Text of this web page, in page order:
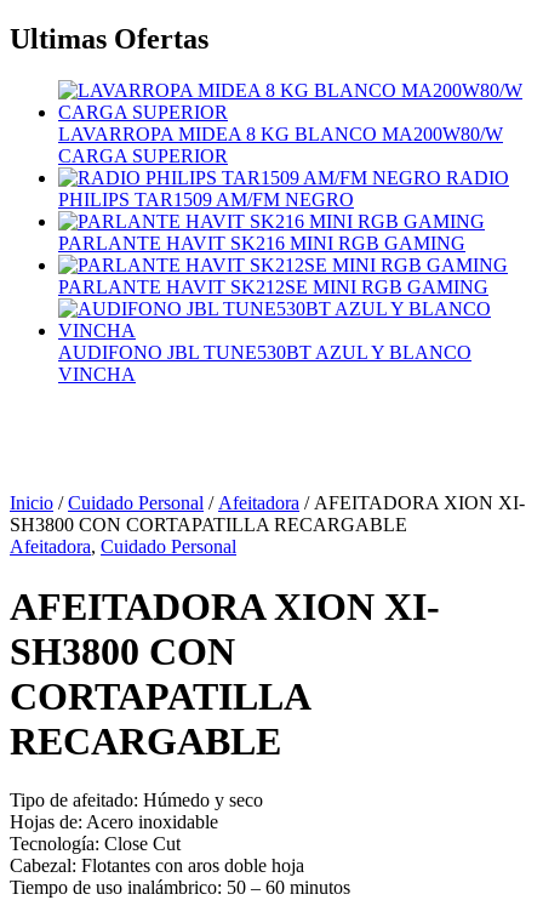
Ultimas Ofertas
LAVARROPA MIDEA 8 KG BLANCO MA200W80/W
CARGA SUPERIOR
RADIO
PHILIPS TAR1509 AM/FM NEGRO
PARLANTE HAVIT SK216 MINI RGB GAMING
PARLANTE HAVIT SK212SE MINI RGB GAMING
AUDIFONO JBL TUNE530BT AZUL Y BLANCO
VINCHA
Inicio /Cuidado Personal / Afeitadora / AFEITADORA XION XI-
SH3800 CON CORTAPATILLA RECARGABLE
Afeitadora, Cuidado Personal
AFEITADORA XION XI-
SH3800 CON
CORTAPATILLA
RECARGABLE
Tipo de afeitado: Húmedo y seco
Hojas de: Acero inoxidable
Tecnología: Close Cut
Cabezal: Flotantes con aros doble hoja
Tiempo de uso inalámbrico: 50 – 60 minutos